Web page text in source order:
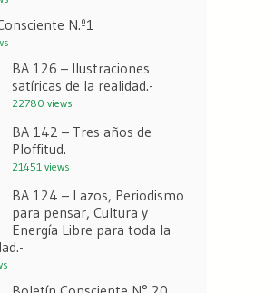
N.º1
BA 126 – Ilustraciones
satíricas de la realidad.-
22780 views
BA 142 – Tres años de
Ploffitud.
21451 views
BA 124 – Lazos, Periodismo
para pensar, Cultura y
Energía Libre para toda la